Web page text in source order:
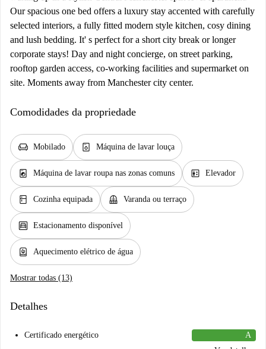
Our spacious one bed offers a luxury stay accented with carefully
selected interiors, a fully fitted modern style kitchen, cosy dining
and lush bedding. It' s perfect for a short city break or longer
corporate stays! Day and night concierge, on street parking,
rooftop garden access, co-working facilities and supermarket on
site. Moments away from Manchester city center.
Comodidades da propriedade
chair Mobilado dishwasher_gen Máquina de lavar louça
local_laundry_service Máquina de lavar roupa nas zonas comuns elevator Elevador
kitchen Cozinha equipada balcony Varanda ou terraço
garage Estacionamento disponível
water_heater Aquecimento elétrico de água
Mostrar todas (13)
Detalhes
Certificado energético
A